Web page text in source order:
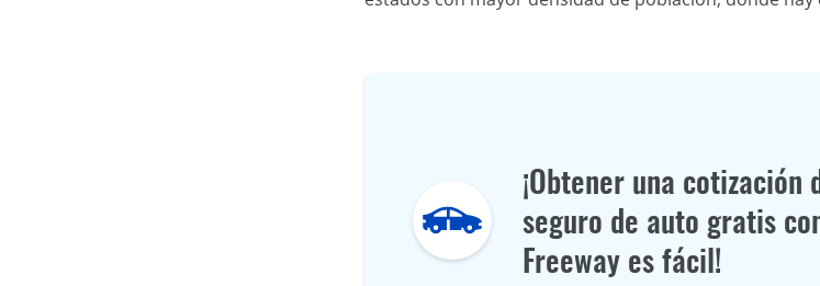
¡Obtener una cotización
seguro de auto gratis
Freeway es fácil!